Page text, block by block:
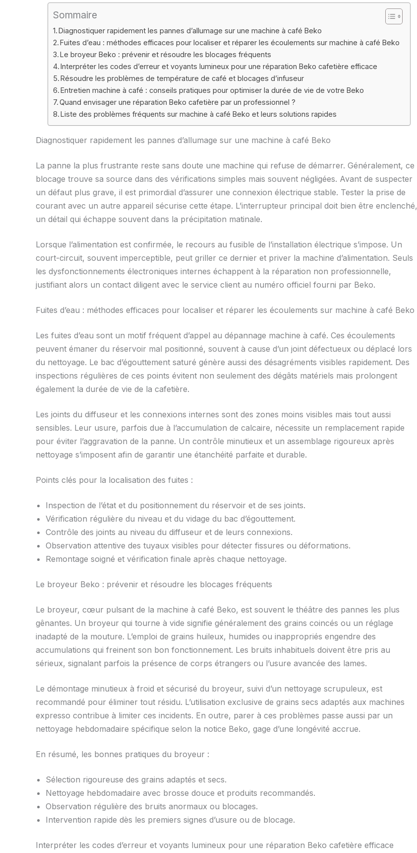
Sommaire
Diagnostiquer rapidement les pannes d’allumage sur une machine à café Beko
Fuites d’eau : méthodes efficaces pour localiser et réparer les écoulements sur machine à café Beko
Le broyeur Beko : prévenir et résoudre les blocages fréquents
Interpréter les codes d’erreur et voyants lumineux pour une réparation Beko cafetière efficace
Résoudre les problèmes de température de café et blocages d’infuseur
Entretien machine à café : conseils pratiques pour optimiser la durée de vie de votre Beko
Quand envisager une réparation Beko cafetière par un professionnel ?
Liste des problèmes fréquents sur machine à café Beko et leurs solutions rapides
Diagnostiquer rapidement les pannes d’allumage sur une machine à café Beko
La panne la plus frustrante reste sans doute une machine qui refuse de démarrer. Généralement, ce
blocage trouve sa source dans des vérifications simples mais souvent négligées. Avant de suspecter
un défaut plus grave, il est primordial d’assurer une connexion électrique stable. Tester la prise de
courant avec un autre appareil sécurise cette étape. L’interrupteur principal doit bien être enclenché,
un détail qui échappe souvent dans la précipitation matinale.
Lorsque l’alimentation est confirmée, le recours au fusible de l’installation électrique s’impose. Un
court-circuit, souvent imperceptible, peut griller ce dernier et priver la machine d’alimentation. Seuls
les dysfonctionnements électroniques internes échappent à la réparation non professionnelle,
justifiant alors un contact diligent avec le service client au numéro officiel fourni par Beko.
Fuites d’eau : méthodes efficaces pour localiser et réparer les écoulements sur machine à café Beko
Les fuites d’eau sont un motif fréquent d’appel au dépannage machine à café. Ces écoulements
peuvent émaner du réservoir mal positionné, souvent à cause d’un joint défectueux ou déplacé lors
du nettoyage. Le bac d’égouttement saturé génère aussi des désagréments visibles rapidement. Des
inspections régulières de ces points évitent non seulement des dégâts matériels mais prolongent
également la durée de vie de la cafetière.
Les joints du diffuseur et les connexions internes sont des zones moins visibles mais tout aussi
sensibles. Leur usure, parfois due à l’accumulation de calcaire, nécessite un remplacement rapide
pour éviter l’aggravation de la panne. Un contrôle minutieux et un assemblage rigoureux après
nettoyage s’imposent afin de garantir une étanchéité parfaite et durable.
Points clés pour la localisation des fuites :
Inspection de l’état et du positionnement du réservoir et de ses joints.
Vérification régulière du niveau et du vidage du bac d’égouttement.
Contrôle des joints au niveau du diffuseur et de leurs connexions.
Observation attentive des tuyaux visibles pour détecter fissures ou déformations.
Remontage soigné et vérification finale après chaque nettoyage.
Le broyeur Beko : prévenir et résoudre les blocages fréquents
Le broyeur, cœur pulsant de la machine à café Beko, est souvent le théâtre des pannes les plus
gênantes. Un broyeur qui tourne à vide signifie généralement des grains coincés ou un réglage
inadapté de la mouture. L’emploi de grains huileux, humides ou inappropriés engendre des
accumulations qui freinent son bon fonctionnement. Les bruits inhabituels doivent être pris au
sérieux, signalant parfois la présence de corps étrangers ou l’usure avancée des lames.
Le démontage minutieux à froid et sécurisé du broyeur, suivi d’un nettoyage scrupuleux, est
recommandé pour éliminer tout résidu. L’utilisation exclusive de grains secs adaptés aux machines
expresso contribue à limiter ces incidents. En outre, parer à ces problèmes passe aussi par un
nettoyage hebdomadaire spécifique selon la notice Beko, gage d’une longévité accrue.
En résumé, les bonnes pratiques du broyeur :
Sélection rigoureuse des grains adaptés et secs.
Nettoyage hebdomadaire avec brosse douce et produits recommandés.
Observation régulière des bruits anormaux ou blocages.
Intervention rapide dès les premiers signes d’usure ou de blocage.
Interpréter les codes d’erreur et voyants lumineux pour une réparation Beko cafetière efficace